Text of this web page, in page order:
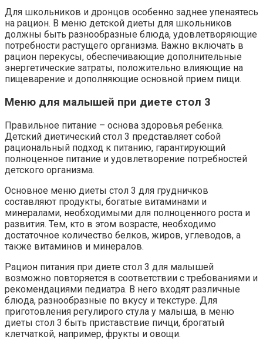
Для школьников и дронцов особенно заднее упенаятесь
на рацион. В меню детской диеты для школьников
должны быть разнообразные блюда, удовлетворяющие
потребности растущего организма. Важно включать в
рацион перекусы, обеспечивающие дополнительные
энергетические затраты, положительно влияющие на
пищеварение и дополняющие основной прием пищи.
Меню для малышей при диете стол 3
Правильное питание – основа здоровья ребенка.
Детский диетический стол 3 представляет собой
рациональный подход к питанию, гарантирующий
полноценное питание и удовлетворение потребностей
детского организма.
Основное меню диеты стол 3 для грудничков
составляют продукты, богатые витаминами и
минералами, необходимыми для полноценного роста и
развития. Тем, кто в этом возрасте, необходимо
достаточное количество белков, жиров, углеводов, а
также витаминов и минералов.
Рацион питания при диете стол 3 для малышей
возможно повторяется в соответствии с требованиями и
рекомендациями педиатра. В него входят различные
блюда, разнообразные по вкусу и текстуре. Для
приготовления регулирого стула у малыша, в меню
диеты стол 3 быть приставствие пичци, брогатый
клетчаткой, например, фрукты и овощи.